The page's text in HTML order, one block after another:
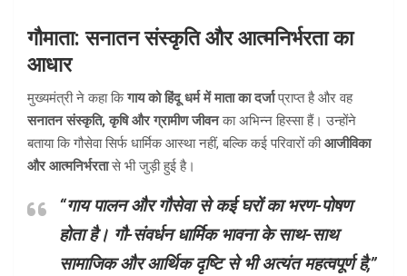
गौमाता: सनातन संस्कृति और आत्मनिर्भरता का
आधार
मुख्यमंत्री ने कहा किगाय को हिंदू धर्म में माता का दर्जाप्राप्त है और वह
सनातन संस्कृति, कृषि और ग्रामीण जीवनका अभिन्न हिस्सा हैं। उन्होंने
बताया कि गौसेवा सिर्फ धार्मिक आस्था नहीं, बल्कि कई परिवारों कीआजीविका
और आत्मनिर्भरतासे भी जुड़ी हुई है।
“गाय पालन और गौसेवा से कई घरों का भरण-पोषण
होता है। गौ-संवर्धन धार्मिक भावना के साथ-साथ
सामाजिक और आर्थिक दृष्टि से भी अत्यंत महत्वपूर्ण है,”